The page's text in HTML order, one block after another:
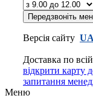
Версія сайту UA
Доставка по
відкрити карту
запитання
Меню